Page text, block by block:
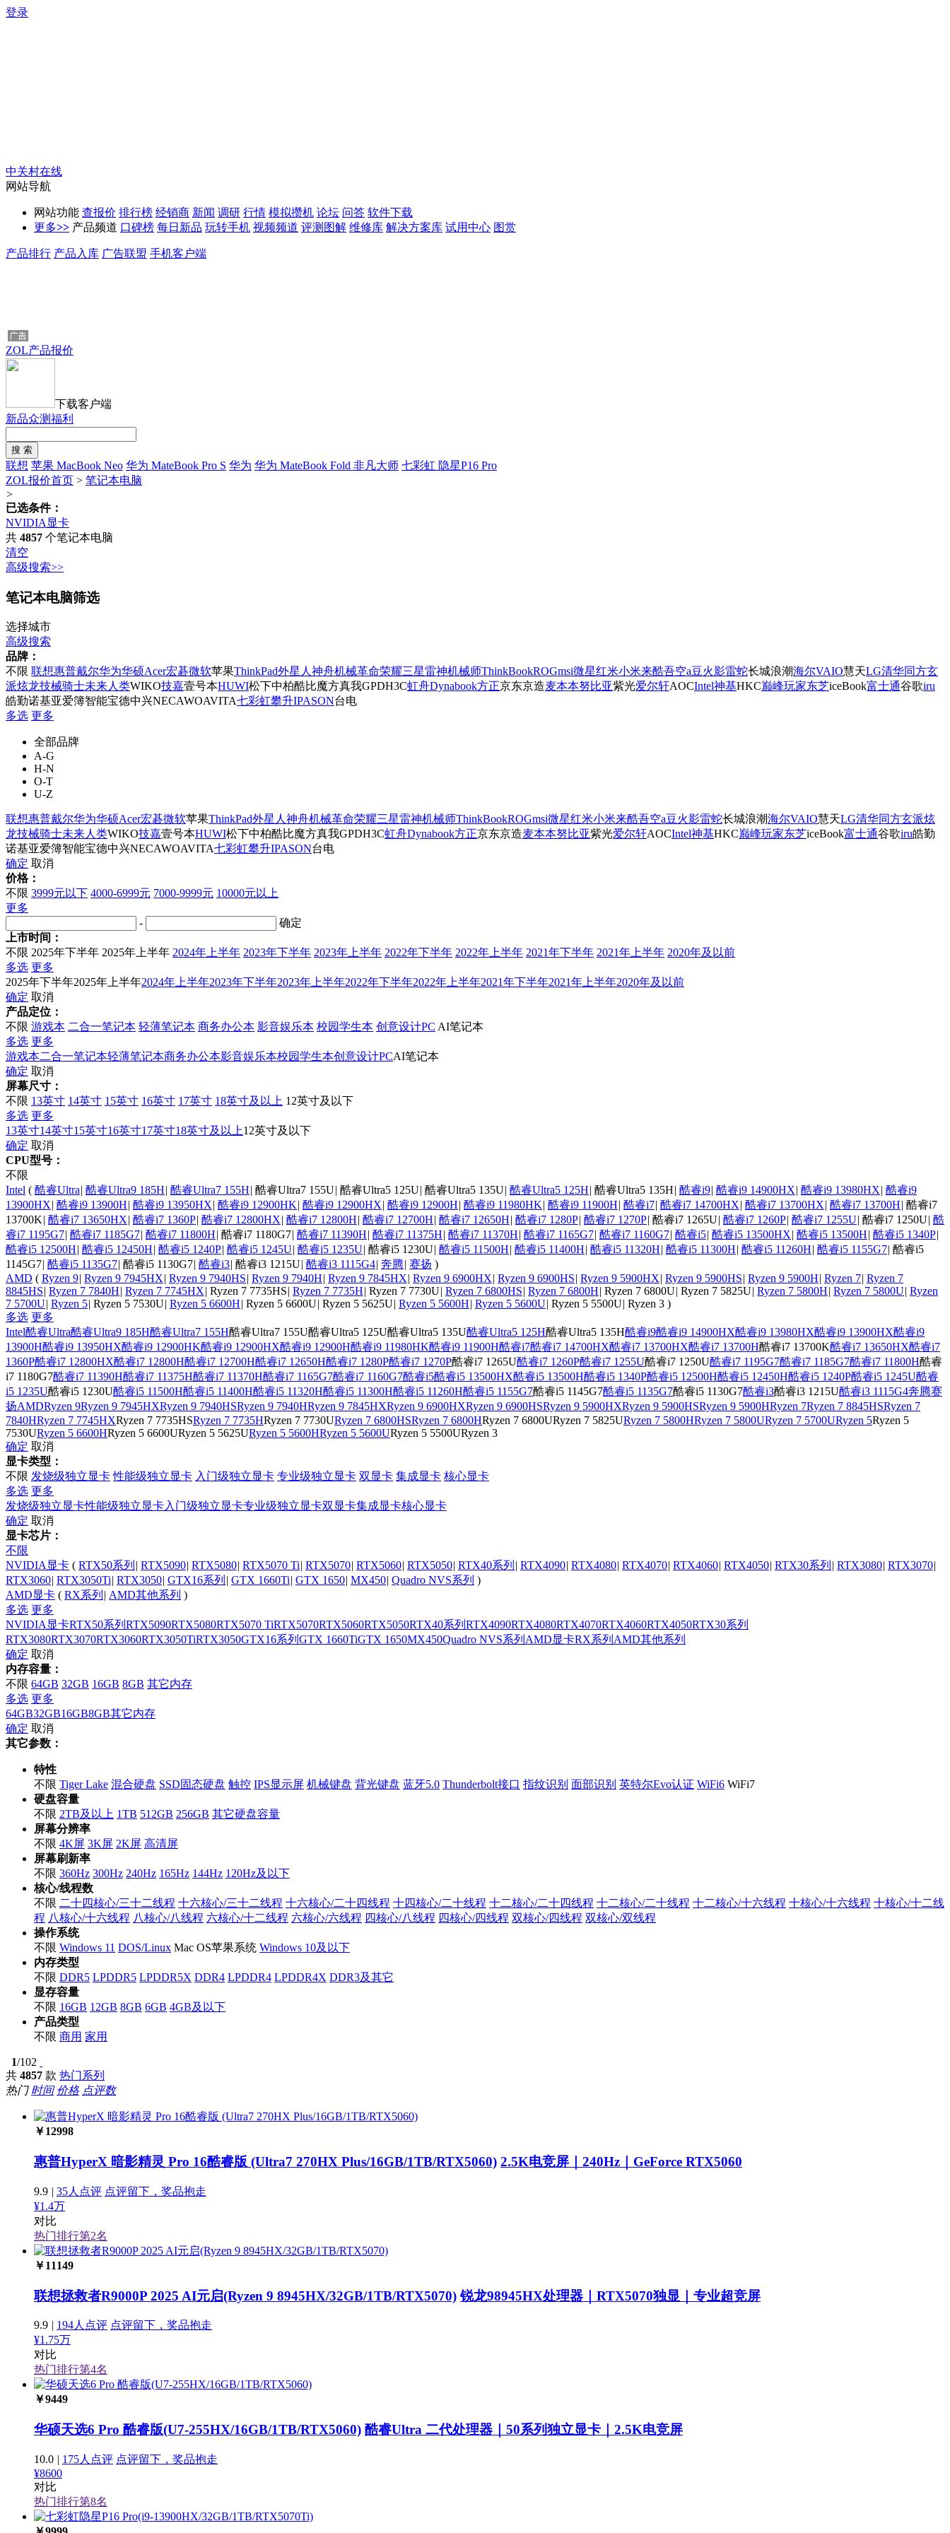
登录
中关村在线
网站导航
网站功能 查报价 排行榜 经销商 新闻 调研 行情 模拟攒机 论坛 问答 软件下载
更多>> 产品频道 口碑榜 每日新品 玩转手机 视频频道 评测图解 维修库 解决方案库 试用中心 图赏
产品排行 产品入库 广告联盟 手机客户端
ZOL产品报价
下载客户端
新品众测福利
联想 苹果 MacBook Neo 华为 MateBook Pro S 华为 华为 MateBook Fold 非凡大师 七彩虹 隐星P16 Pro
ZOL报价首页 > 笔记本电脑
>
已选条件：
NVIDIA显卡
共 4857 个笔记本电脑
清空
高级搜索>>
笔记本电脑筛选
选择城市
高级搜索
品牌：
不限 联想惠普戴尔华为华硕Acer宏碁微软苹果ThinkPad外星人神舟机械革命荣耀三星雷神机械师ThinkBookROGmsi微星红米小米来酷吾空a豆火影雷蛇长城浪潮海尔VAIO慧天LG清华同方玄
派炫龙技械骑士未来人类WIKO技嘉壹号本HUWI松下中柏酷比魔方真我GPDH3C虹舟Dynabook方正京东京造麦本本努比亚紫光爱尔轩AOCIntel神基HKC巅峰玩家东芝iceBook富士通谷歌iru
皓勤诺基亚爱簿智能宝德中兴NECAWOAVITA七彩虹攀升IPASON台电
多选 更多
全部品牌
A-G
H-N
O-T
U-Z
联想惠普戴尔华为华硕Acer宏碁微软苹果ThinkPad外星人神舟机械革命荣耀三星雷神机械师ThinkBookROGmsi微星红米小米来酷吾空a豆火影雷蛇长城浪潮海尔VAIO慧天LG清华同方玄派炫
龙技械骑士未来人类WIKO技嘉壹号本HUWI松下中柏酷比魔方真我GPDH3C虹舟Dynabook方正京东京造麦本本努比亚紫光爱尔轩AOCIntel神基HKC巅峰玩家东芝iceBook富士通谷歌iru皓勤
诺基亚爱簿智能宝德中兴NECAWOAVITA七彩虹攀升IPASON台电
确定 取消
价格：
不限 3999元以下 4000-6999元 7000-9999元 10000元以上
更多
-
确定
上市时间：
不限 2025年下半年 2025年上半年 2024年上半年 2023年下半年 2023年上半年 2022年下半年 2022年上半年 2021年下半年 2021年上半年 2020年及以前
多选 更多
2025年下半年2025年上半年2024年上半年2023年下半年2023年上半年2022年下半年2022年上半年2021年下半年2021年上半年2020年及以前
确定 取消
产品定位：
不限 游戏本 二合一笔记本 轻薄笔记本 商务办公本 影音娱乐本 校园学生本 创意设计PC AI笔记本
多选 更多
游戏本二合一笔记本轻薄笔记本商务办公本影音娱乐本校园学生本创意设计PCAI笔记本
确定 取消
屏幕尺寸：
不限 13英寸 14英寸 15英寸 16英寸 17英寸 18英寸及以上 12英寸及以下
多选 更多
13英寸14英寸15英寸16英寸17英寸18英寸及以上12英寸及以下
确定 取消
CPU型号：
不限
Intel ( 酷睿Ultra| 酷睿Ultra9 185H| 酷睿Ultra7 155H| 酷睿Ultra7 155U| 酷睿Ultra5 125U| 酷睿Ultra5 135U| 酷睿Ultra5 125H| 酷睿Ultra5 135H| 酷睿i9| 酷睿i9 14900HX| 酷睿i9 13980HX| 酷睿i9
13900HX| 酷睿i9 13900H| 酷睿i9 13950HX| 酷睿i9 12900HK| 酷睿i9 12900HX| 酷睿i9 12900H| 酷睿i9 11980HK| 酷睿i9 11900H| 酷睿i7| 酷睿i7 14700HX| 酷睿i7 13700HX| 酷睿i7 13700H| 酷睿i7
13700K| 酷睿i7 13650HX| 酷睿i7 1360P| 酷睿i7 12800HX| 酷睿i7 12800H| 酷睿i7 12700H| 酷睿i7 12650H| 酷睿i7 1280P| 酷睿i7 1270P| 酷睿i7 1265U| 酷睿i7 1260P| 酷睿i7 1255U| 酷睿i7 1250U| 酷
睿i7 1195G7| 酷睿i7 1185G7| 酷睿i7 11800H| 酷睿i7 1180G7| 酷睿i7 11390H| 酷睿i7 11375H| 酷睿i7 11370H| 酷睿i7 1165G7| 酷睿i7 1160G7| 酷睿i5| 酷睿i5 13500HX| 酷睿i5 13500H| 酷睿i5 1340P|
酷睿i5 12500H| 酷睿i5 12450H| 酷睿i5 1240P| 酷睿i5 1245U| 酷睿i5 1235U| 酷睿i5 1230U| 酷睿i5 11500H| 酷睿i5 11400H| 酷睿i5 11320H| 酷睿i5 11300H| 酷睿i5 11260H| 酷睿i5 1155G7| 酷睿i5
1145G7| 酷睿i5 1135G7| 酷睿i5 1130G7| 酷睿i3| 酷睿i3 1215U| 酷睿i3 1115G4| 奔腾| 赛扬 )
AMD ( Ryzen 9| Ryzen 9 7945HX| Ryzen 9 7940HS| Ryzen 9 7940H| Ryzen 9 7845HX| Ryzen 9 6900HX| Ryzen 9 6900HS| Ryzen 9 5900HX| Ryzen 9 5900HS| Ryzen 9 5900H| Ryzen 7| Ryzen 7
8845HS| Ryzen 7 7840H| Ryzen 7 7745HX| Ryzen 7 7735HS| Ryzen 7 7735H| Ryzen 7 7730U| Ryzen 7 6800HS| Ryzen 7 6800H| Ryzen 7 6800U| Ryzen 7 5825U| Ryzen 7 5800H| Ryzen 7 5800U| Ryzen
7 5700U| Ryzen 5| Ryzen 5 7530U| Ryzen 5 6600H| Ryzen 5 6600U| Ryzen 5 5625U| Ryzen 5 5600H| Ryzen 5 5600U| Ryzen 5 5500U| Ryzen 3 )
多选 更多
Intel酷睿Ultra酷睿Ultra9 185H酷睿Ultra7 155H酷睿Ultra7 155U酷睿Ultra5 125U酷睿Ultra5 135U酷睿Ultra5 125H酷睿Ultra5 135H酷睿i9酷睿i9 14900HX酷睿i9 13980HX酷睿i9 13900HX酷睿i9
13900H酷睿i9 13950HX酷睿i9 12900HK酷睿i9 12900HX酷睿i9 12900H酷睿i9 11980HK酷睿i9 11900H酷睿i7酷睿i7 14700HX酷睿i7 13700HX酷睿i7 13700H酷睿i7 13700K酷睿i7 13650HX酷睿i7
1360P酷睿i7 12800HX酷睿i7 12800H酷睿i7 12700H酷睿i7 12650H酷睿i7 1280P酷睿i7 1270P酷睿i7 1265U酷睿i7 1260P酷睿i7 1255U酷睿i7 1250U酷睿i7 1195G7酷睿i7 1185G7酷睿i7 11800H酷睿
i7 1180G7酷睿i7 11390H酷睿i7 11375H酷睿i7 11370H酷睿i7 1165G7酷睿i7 1160G7酷睿i5酷睿i5 13500HX酷睿i5 13500H酷睿i5 1340P酷睿i5 12500H酷睿i5 12450H酷睿i5 1240P酷睿i5 1245U酷睿
i5 1235U酷睿i5 1230U酷睿i5 11500H酷睿i5 11400H酷睿i5 11320H酷睿i5 11300H酷睿i5 11260H酷睿i5 1155G7酷睿i5 1145G7酷睿i5 1135G7酷睿i5 1130G7酷睿i3酷睿i3 1215U酷睿i3 1115G4奔腾赛
扬AMDRyzen 9Ryzen 9 7945HXRyzen 9 7940HSRyzen 9 7940HRyzen 9 7845HXRyzen 9 6900HXRyzen 9 6900HSRyzen 9 5900HXRyzen 9 5900HSRyzen 9 5900HRyzen 7Ryzen 7 8845HSRyzen 7
7840HRyzen 7 7745HXRyzen 7 7735HSRyzen 7 7735HRyzen 7 7730URyzen 7 6800HSRyzen 7 6800HRyzen 7 6800URyzen 7 5825URyzen 7 5800HRyzen 7 5800URyzen 7 5700URyzen 5Ryzen 5
7530URyzen 5 6600HRyzen 5 6600URyzen 5 5625URyzen 5 5600HRyzen 5 5600URyzen 5 5500URyzen 3
确定 取消
显卡类型：
不限 发烧级独立显卡 性能级独立显卡 入门级独立显卡 专业级独立显卡 双显卡 集成显卡 核心显卡
多选 更多
发烧级独立显卡性能级独立显卡入门级独立显卡专业级独立显卡双显卡集成显卡核心显卡
确定 取消
显卡芯片：
不限
NVIDIA显卡 ( RTX50系列 | RTX5090| RTX5080| RTX5070 Ti| RTX5070| RTX5060| RTX5050| RTX40系列 | RTX4090| RTX4080| RTX4070| RTX4060| RTX4050| RTX30系列 | RTX3080| RTX3070|
RTX3060| RTX3050Ti| RTX3050| GTX16系列 | GTX 1660Ti| GTX 1650| MX450| Quadro NVS系列 )
AMD显卡 ( RX系列 | AMD其他系列 )
多选 更多
NVIDIA显卡RTX50系列 RTX5090RTX5080RTX5070 TiRTX5070RTX5060RTX5050RTX40系列 RTX4090RTX4080RTX4070RTX4060RTX4050RTX30系列
RTX3080RTX3070RTX3060RTX3050TiRTX3050GTX16系列 GTX 1660TiGTX 1650MX450Quadro NVS系列 AMD显卡RX系列 AMD其他系列
确定 取消
内存容量：
不限 64GB 32GB 16GB 8GB 其它内存
多选 更多
64GB32GB16GB8GB其它内存
确定 取消
其它参数：
特性
不限 Tiger Lake 混合硬盘 SSD固态硬盘 触控 IPS显示屏 机械键盘 背光键盘 蓝牙5.0 Thunderbolt接口 指纹识别 面部识别 英特尔Evo认证 WiFi6 WiFi7
硬盘容量
不限 2TB及以上 1TB 512GB 256GB 其它硬盘容量
屏幕分辨率
不限 4K屏 3K屏 2K屏 高清屏
屏幕刷新率
不限 360Hz 300Hz 240Hz 165Hz 144Hz 120Hz及以下
核心/线程数
不限 二十四核心/三十二线程 十六核心/三十二线程 十六核心/二十四线程 十四核心/二十线程 十二核心/二十四线程 十二核心/二十线程 十二核心/十六线程 十核心/十六线程 十核心/十二线
程 八核心/十六线程 八核心/八线程 六核心/十二线程 六核心/六线程 四核心/八线程 四核心/四线程 双核心/四线程 双核心/双线程
操作系统
不限 Windows 11 DOS/Linux Mac OS苹果系统 Windows 10及以下
内存类型
不限 DDR5 LPDDR5 LPDDR5X DDR4 LPDDR4 LPDDR4X DDR3及其它
显存容量
不限 16GB 12GB 8GB 6GB 4GB及以下
产品类型
不限 商用 家用
1/102
共 4857 款 热门系列
热门 时间 价格 点评数
￥12998
惠普HyperX 暗影精灵 Pro 16酷睿版 (Ultra7 270HX Plus/16GB/1TB/RTX5060) 2.5K电竞屏｜240Hz｜GeForce RTX5060
9.9 | 35人点评 点评留下，奖品抱走
¥1.4万
对比
热门排行第2名
￥11149
联想拯救者R9000P 2025 AI元启(Ryzen 9 8945HX/32GB/1TB/RTX5070) 锐龙98945HX处理器｜RTX5070独显｜专业超竞屏
9.9 | 194人点评 点评留下，奖品抱走
¥1.75万
对比
热门排行第4名
￥9449
华硕天选6 Pro 酷睿版(U7-255HX/16GB/1TB/RTX5060) 酷睿Ultra 二代处理器｜50系列独立显卡｜2.5K电竞屏
10.0 | 175人点评 点评留下，奖品抱走
¥8600
对比
热门排行第8名